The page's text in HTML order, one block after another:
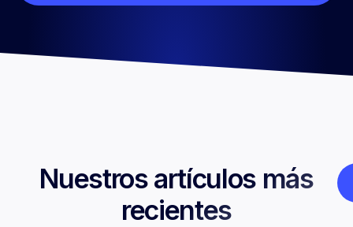
Nuestros artículos más
recientes